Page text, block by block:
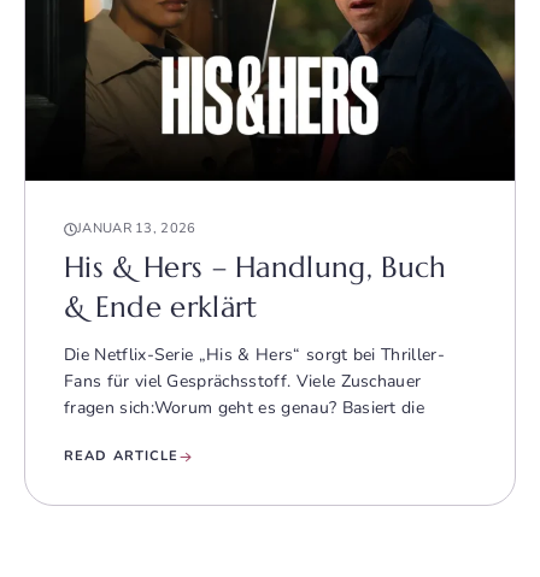
JANUAR 13, 2026
His & Hers – Handlung, Buch
& Ende erklärt
Die Netflix-Serie „His & Hers“ sorgt bei Thriller-
Fans für viel Gesprächsstoff. Viele Zuschauer
fragen sich:Worum geht es genau? Basiert die
READ ARTICLE